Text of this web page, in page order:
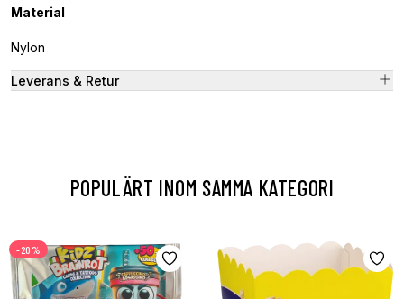
Material
Nylon
Leverans & Retur
POPULÄRT INOM SAMMA KATEGORI
-20%